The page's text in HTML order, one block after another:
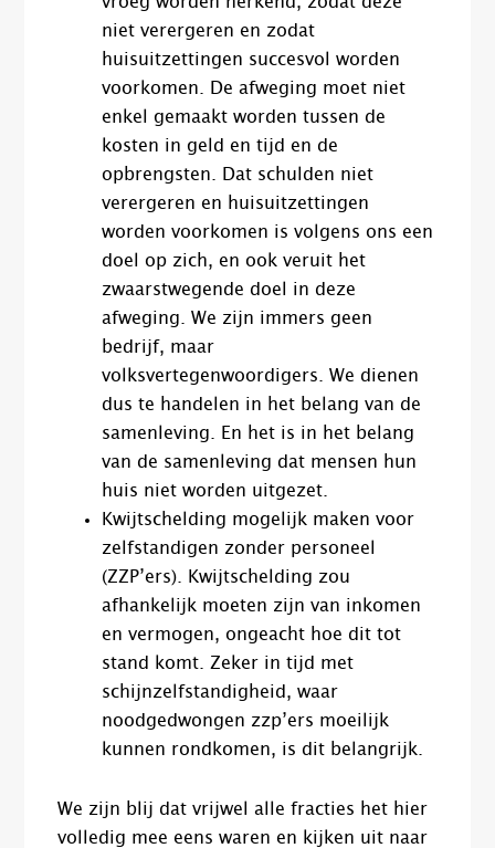
niet verergeren en zodat
huisuitzettingen succesvol worden
voorkomen. De afweging moet niet
enkel gemaakt worden tussen de
kosten in geld en tijd en de
opbrengsten. Dat schulden niet
verergeren en huisuitzettingen
worden voorkomen is volgens ons een
doel op zich, en ook veruit het
zwaarstwegende doel in deze
afweging. We zijn immers geen
bedrijf, maar
volksvertegenwoordigers. We dienen
dus te handelen in het belang van de
samenleving. En het is in het belang
van de samenleving dat mensen hun
huis niet worden uitgezet.
Kwijtschelding mogelijk maken voor
zelfstandigen zonder personeel
(ZZP’ers). Kwijtschelding zou
afhankelijk moeten zijn van inkomen
en vermogen, ongeacht hoe dit tot
stand komt. Zeker in tijd met
schijnzelfstandigheid, waar
noodgedwongen zzp’ers moeilijk
kunnen rondkomen, is dit belangrijk.
We zijn blij dat vrijwel alle fracties het hier
volledig mee eens waren en kijken uit naar